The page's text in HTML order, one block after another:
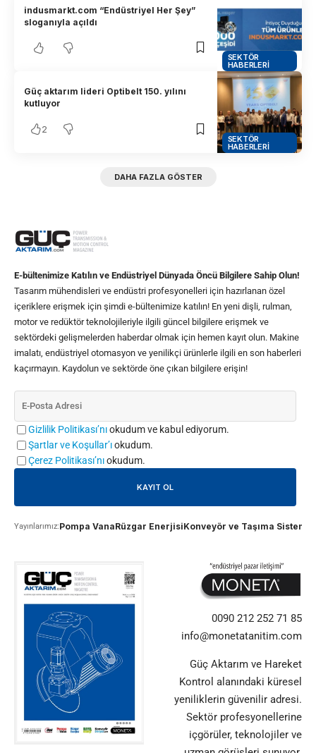
SEKTÖR
HABERLERI
indusmarkt.com “Endüstriyel Her Şey”
sloganıyla açıldı
SEKTÖR
HABERLERI
Güç aktarım lideri Optibelt 150. yılını
kutluyor
2
DAHA FAZLA GÖSTER
E-bültenimize Katılın ve Endüstriyel Dünyada Öncü Bilgilere Sahip Olun!
Tasarım mühendisleri ve endüstri profesyonelleri için hazırlanan özel
içeriklere erişmek için şimdi e-bültenimize katılın! En yeni dişli, rulman,
motor ve redüktör teknolojileriyle ilgili güncel bilgilere erişmek ve
sektördeki gelişmelerden haberdar olmak için hemen kayıt olun. Makine
imalatı, endüstriyel otomasyon ve yenilikçi ürünlerle ilgili en son haberleri
kaçırmayın. Kaydolun ve sektörde öne çıkan bilgilere erişin!
Gizlilik Politikası’nıokudum ve kabul ediyorum.
Şartlar ve Koşullar’ıokudum.
Çerez Politikası’nıokudum.
Yayınlarımız:Pompa VanaRüzgar EnerjisiKonveyör ve Taşıma
0090 212 252 71 85
info@monetatanitim.com
Güç Aktarım ve Hareket
Kontrol alanındaki küresel
yeniliklerin güvenilir adresi.
Sektör profesyonellerine
içgörüler, teknolojiler ve